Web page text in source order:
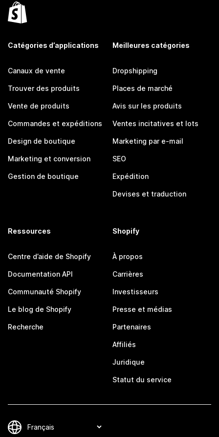
Catégories d’applications
Canaux de vente
Trouver des produits
Vente de produits
Commandes et expéditions
Design de boutique
Marketing et conversion
Gestion de boutique
Meilleures catégories
Dropshipping
Places de marché
Avis sur les produits
Ventes incitatives et lots
Marketing par e-mail
SEO
Expédition
Devises et traduction
Ressources
Centre d’aide de Shopify
Documentation API
Communauté Shopify
Le blog de Shopify
Recherche
Shopify
À propos
Carrières
Investisseurs
Presse et médias
Partenaires
Affiliés
Juridique
Statut du service